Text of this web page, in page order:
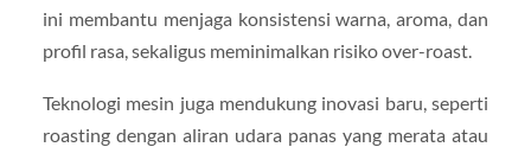
ini membantu menjaga konsistensi warna, aroma, dan
profil rasa, sekaligus meminimalkan risiko over-roast.
Teknologi mesin juga mendukung inovasi baru, seperti
roasting dengan aliran udara panas yang merata atau